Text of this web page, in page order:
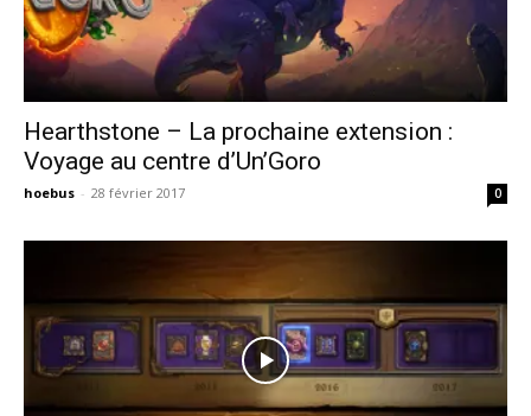
Hearthstone – La prochaine extension :
Voyage au centre d’Un’Goro
hoebus - 28 février 2017 0